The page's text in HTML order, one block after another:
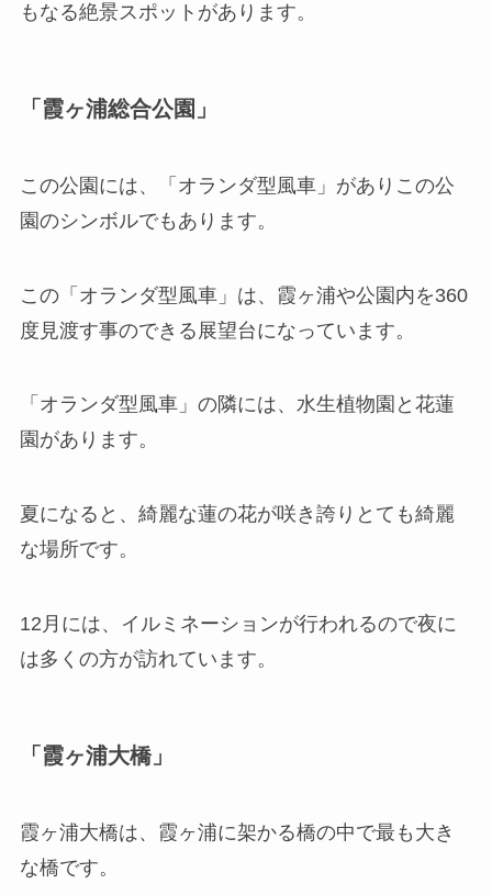
もなる絶景スポットがあります。
「霞ヶ浦総合公園」
この公園には、「オランダ型風車」がありこの公
園のシンボルでもあります。
この「オランダ型風車」は、霞ヶ浦や公園内を360
度見渡す事のできる展望台になっています。
「オランダ型風車」の隣には、水生植物園と花蓮
園があります。
夏になると、綺麗な蓮の花が咲き誇りとても綺麗
な場所です。
12月には、イルミネーションが行われるので夜に
は多くの方が訪れています。
「霞ヶ浦大橋」
霞ヶ浦大橋は、霞ヶ浦に架かる橋の中で最も大き
な橋です。